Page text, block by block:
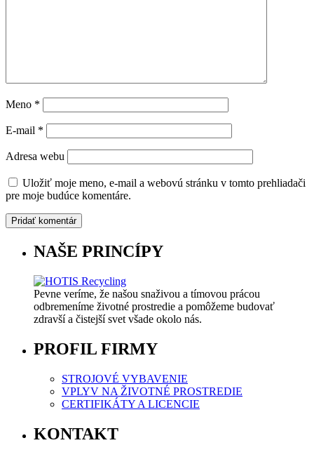
Meno *
E-mail *
Adresa webu
Uložiť moje meno, e-mail a webovú stránku v tomto prehliadači
pre moje budúce komentáre.
NAŠE PRINCÍPY
Pevne veríme, že našou snaživou a tímovou prácou
odbremeníme životné prostredie a pomôžeme budovať
zdravší a čistejší svet všade okolo nás.
PROFIL FIRMY
STROJOVÉ VYBAVENIE
VPLYV NA ŽIVOTNÉ PROSTREDIE
CERTIFIKÁTY A LICENCIE
KONTAKT